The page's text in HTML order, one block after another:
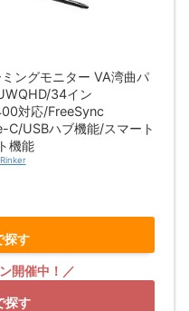
ングモニター VA湾曲パ
34イン
対応/FreeSync
USBハブ機能/スマート
機能
Rinker
探す
探す